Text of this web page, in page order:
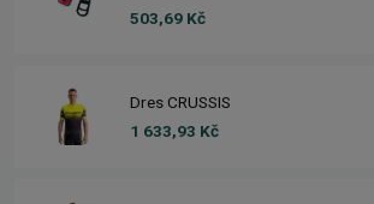
503,69 Kč
Dres CRUSSIS
1 633,93 Kč